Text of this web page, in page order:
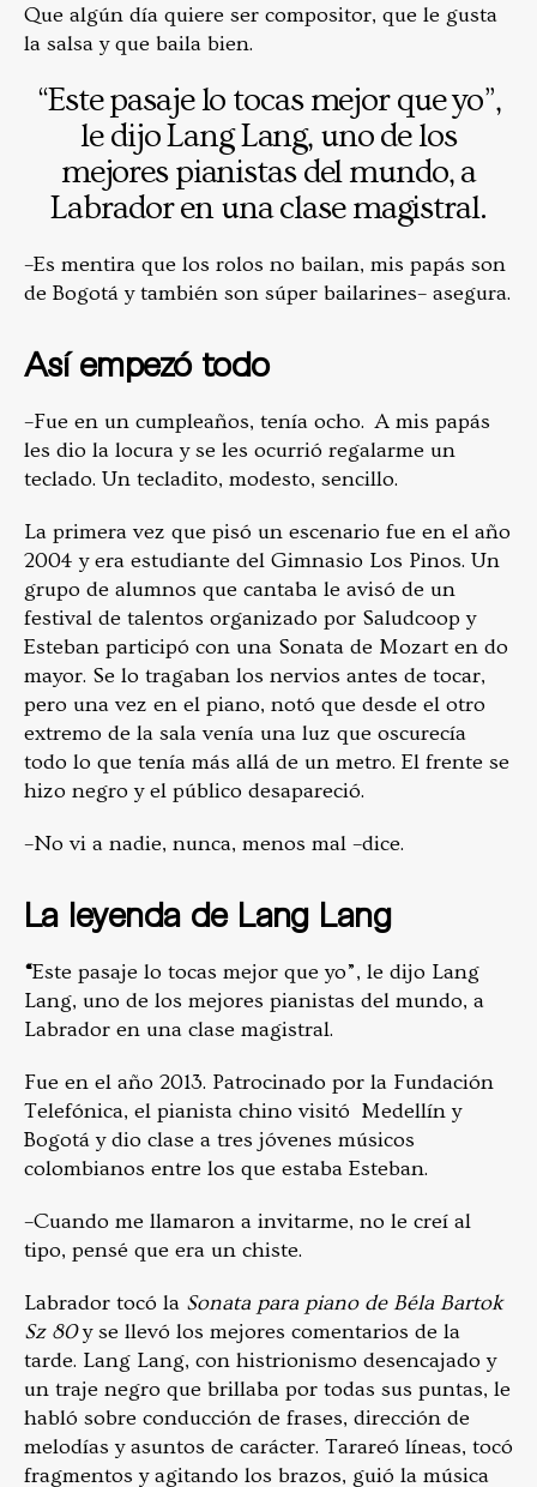
Que algún día quiere ser compositor, que le gusta
la salsa y que baila bien.
“Este pasaje lo tocas mejor que yo”,
le dijo Lang Lang, uno de los
mejores pianistas del mundo, a
Labrador en una clase magistral.
–Es mentira que los rolos no bailan, mis papás son
de Bogotá y también son súper bailarines– asegura.
Así empezó todo
–Fue en un cumpleaños, tenía ocho. A mis papás
les dio la locura y se les ocurrió regalarme un
teclado. Un tecladito, modesto, sencillo.
La primera vez que pisó un escenario fue en el año
2004 y era estudiante del Gimnasio Los Pinos. Un
grupo de alumnos que cantaba le avisó de un
festival de talentos organizado por Saludcoop y
Esteban participó con una Sonata de Mozart en do
mayor. Se lo tragaban los nervios antes de tocar,
pero una vez en el piano, notó que desde el otro
extremo de la sala venía una luz que oscurecía
todo lo que tenía más allá de un metro. El frente se
hizo negro y el público desapareció.
–No vi a nadie, nunca, menos mal –dice.
La leyenda de Lang Lang
“Este pasaje lo tocas mejor que yo”, le dijo Lang
Lang, uno de los mejores pianistas del mundo, a
Labrador en una clase magistral.
Fue en el año 2013. Patrocinado por la Fundación
Telefónica, el pianista chino visitó Medellín y
Bogotá y dio clase a tres jóvenes músicos
colombianos entre los que estaba Esteban.
–Cuando me llamaron a invitarme, no le creí al
tipo, pensé que era un chiste.
Labrador tocó la Sonata para piano de Béla Bartok
Sz 80y se llevó los mejores comentarios de la
tarde. Lang Lang, con histrionismo desencajado y
un traje negro que brillaba por todas sus puntas, le
habló sobre conducción de frases, dirección de
melodías y asuntos de carácter. Tarareó líneas, tocó
fragmentos y agitando los brazos, guió la música